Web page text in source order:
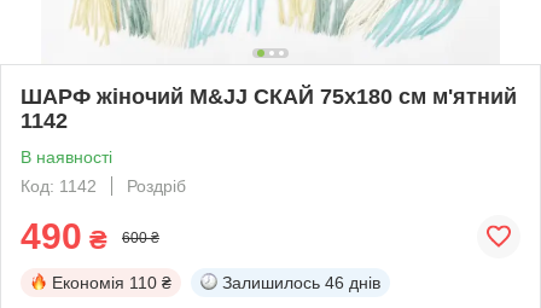
ШАРФ жіночий M&JJ СКАЙ 75х180 см м'ятний
1142
В наявності
Код: 1142
Роздріб
490 ₴ 600 ₴
Економія 110 ₴ Залишилось 46 днів